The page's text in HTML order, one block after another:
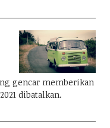
gencar memberikan
dibatalkan.